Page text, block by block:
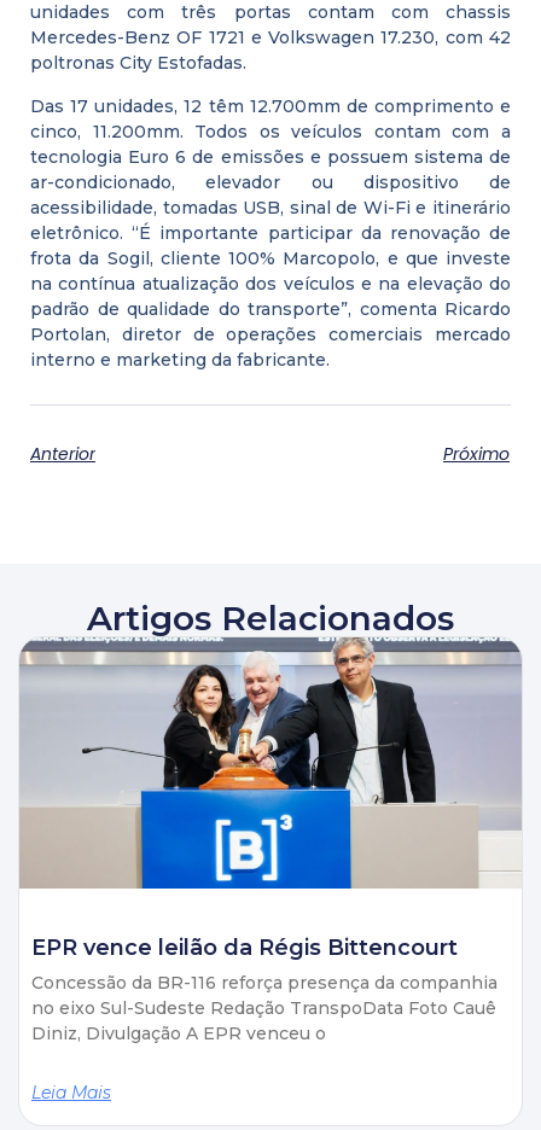
unidades com três portas contam com chassis
Mercedes-Benz OF 1721 e Volkswagen 17.230, com 42
poltronas City Estofadas.
Das 17 unidades, 12 têm 12.700mm de comprimento e
cinco, 11.200mm. Todos os veículos contam com a
tecnologia Euro 6 de emissões e possuem sistema de
ar-condicionado, elevador ou dispositivo de
acessibilidade, tomadas USB, sinal de Wi-Fi e itinerário
eletrônico. “É importante participar da renovação de
frota da Sogil, cliente 100% Marcopolo, e que investe
na contínua atualização dos veículos e na elevação do
padrão de qualidade do transporte”, comenta Ricardo
Portolan, diretor de operações comerciais mercado
interno e marketing da fabricante.
Anterior Próximo
Artigos Relacionados
EPR vence leilão da Régis Bittencourt
Concessão da BR-116 reforça presença da companhia
no eixo Sul-Sudeste Redação TranspoData Foto Cauê
Diniz, Divulgação A EPR venceu o
Leia Mais